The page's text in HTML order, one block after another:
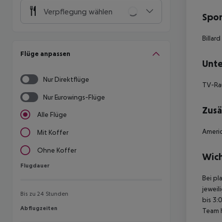
Verpflegung wählen
Flüge anpassen
Nur Direktflüge
Nur Eurowings-Flüge
Alle Flüge
Mit Koffer
Ohne Koffer
Flugdauer
Flugdauer
Bis zu 24 Stunden
Abflugzeiten
Abflugzeiten
Billard
TV-
Bei
bis
Team